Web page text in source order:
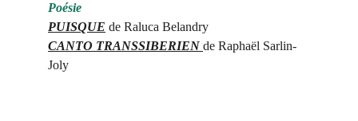
Poésie
PUISQUE de Raluca Belandry
CANTO TRANSSIBERIEN de Raphaël Sarlin-
Joly